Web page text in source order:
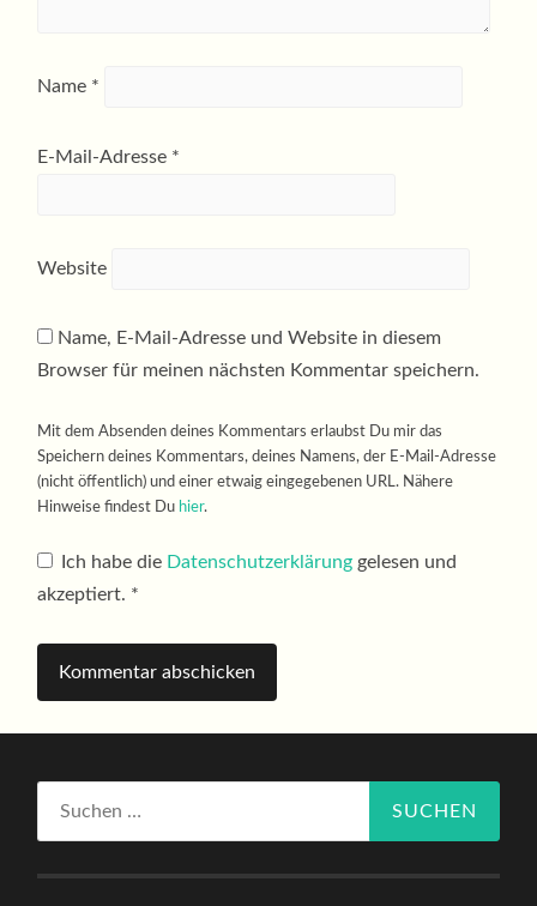
Name *
E-Mail-Adresse *
Website
Name, E-Mail-Adresse und Website in diesem
Browser für meinen nächsten Kommentar speichern.
Mit dem Absenden deines Kommentars erlaubst Du mir das
Speichern deines Kommentars, deines Namens, der E-Mail-Adresse
(nicht öffentlich) und einer etwaig eingegebenen URL. Nähere
Hinweise findest Du hier.
Ich habe die Datenschutzerklärung gelesen und
akzeptiert. *